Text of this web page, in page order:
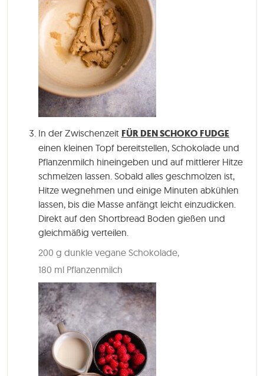
In der Zwischenzeit FÜR DEN SCHOKO FUDGE
einen kleinen Topf bereitstellen, Schokolade und
Pflanzenmilch hineingeben und auf mittlerer Hitze
schmelzen lassen. Sobald alles geschmolzen ist,
Hitze wegnehmen und einige Minuten abkühlen
lassen, bis die Masse anfängt leicht einzudicken.
Direkt auf den Shortbread Boden gießen und
gleichmäßig verteilen.
200 g dunkle vegane Schokolade,
180 ml Pflanzenmilch